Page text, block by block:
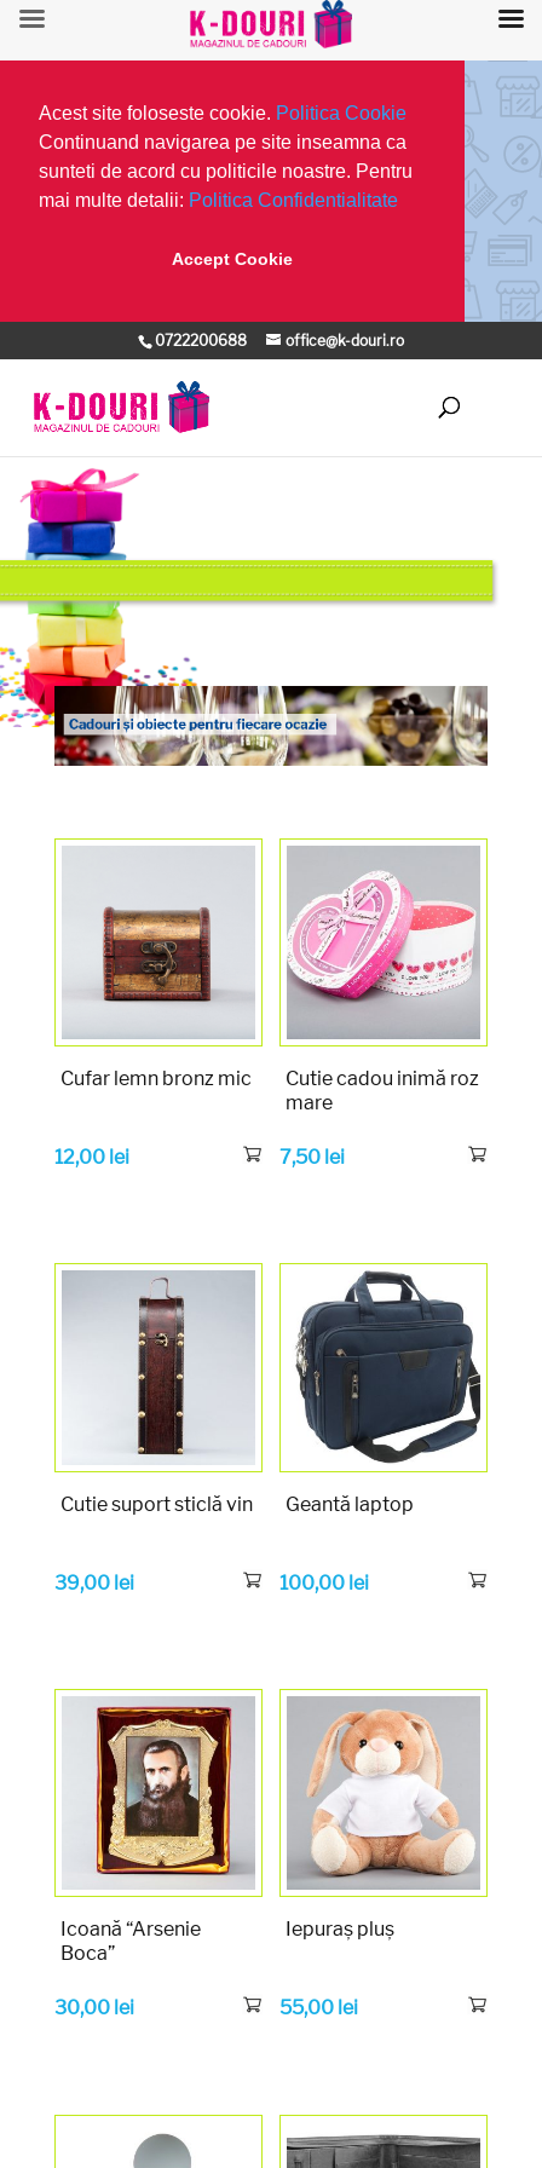
Acest site foloseste cookie. Politica Cookie
Continuand navigarea pe site inseamna ca
sunteti de acord cu politicile noastre. Pentru
mai multe detalii: Politica Confidentialitate
Accept Cookie
0722200688 office@k-douri.ro
Cufar lemn bronz mic
12,00 lei
Cutie cadou inimă roz
mare
7,50 lei
Cutie suport sticlă vin
39,00 lei
Geantă laptop
100,00 lei
Icoană “Arsenie
Boca”
30,00 lei
Iepuraș pluș
55,00 lei